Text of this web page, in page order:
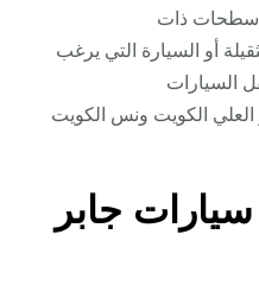
سطحات ذات
أو السيارة التي يرغب
السيارات
الكويت ونس الكويت
جابر